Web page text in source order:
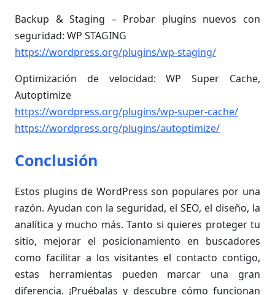
Backup & Staging – Probar plugins nuevos con
seguridad: WP STAGING
https://wordpress.org/plugins/wp-staging/
Optimización de velocidad: WP Super Cache,
Autoptimize
https://wordpress.org/plugins/wp-super-cache/
https://wordpress.org/plugins/autoptimize/
Conclusión
Estos plugins de WordPress son populares por una
razón. Ayudan con la seguridad, el SEO, el diseño, la
analítica y mucho más. Tanto si quieres proteger tu
sitio, mejorar el posicionamiento en buscadores
como facilitar a los visitantes el contacto contigo,
estas herramientas pueden marcar una gran
diferencia. ¡Pruébalas y descubre cómo funcionan